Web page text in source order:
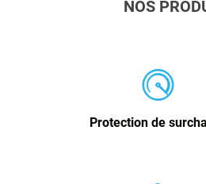
NOS
Protection de